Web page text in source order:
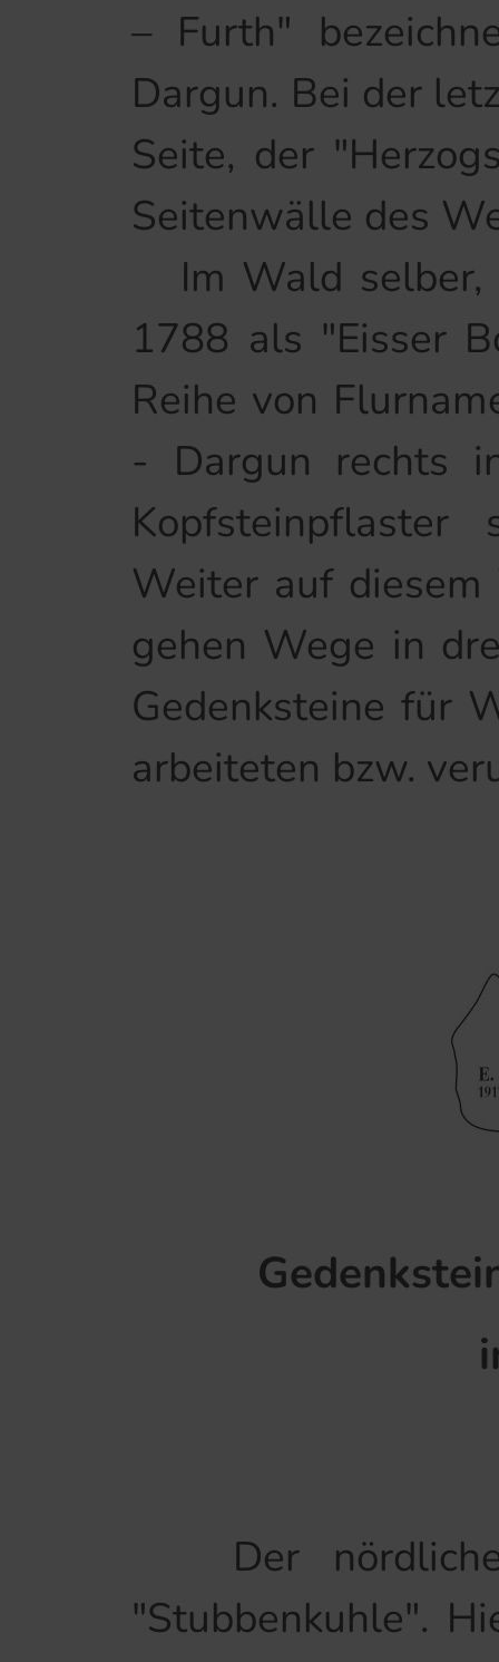
– Furth"
Dargun. Bei der
Seite, der
Seitenwälle des
Im Wald selber,
1788 als "Eisser
Reihe von
- Dargun rechts
Weiter auf
gehen Wege in
Gedenksteine für
arbeiteten bzw.
Der nördliche
"Stubbenkuhle".